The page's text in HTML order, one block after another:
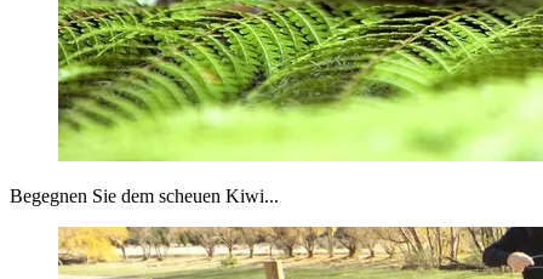
Begegnen Sie dem scheuen Kiwi...